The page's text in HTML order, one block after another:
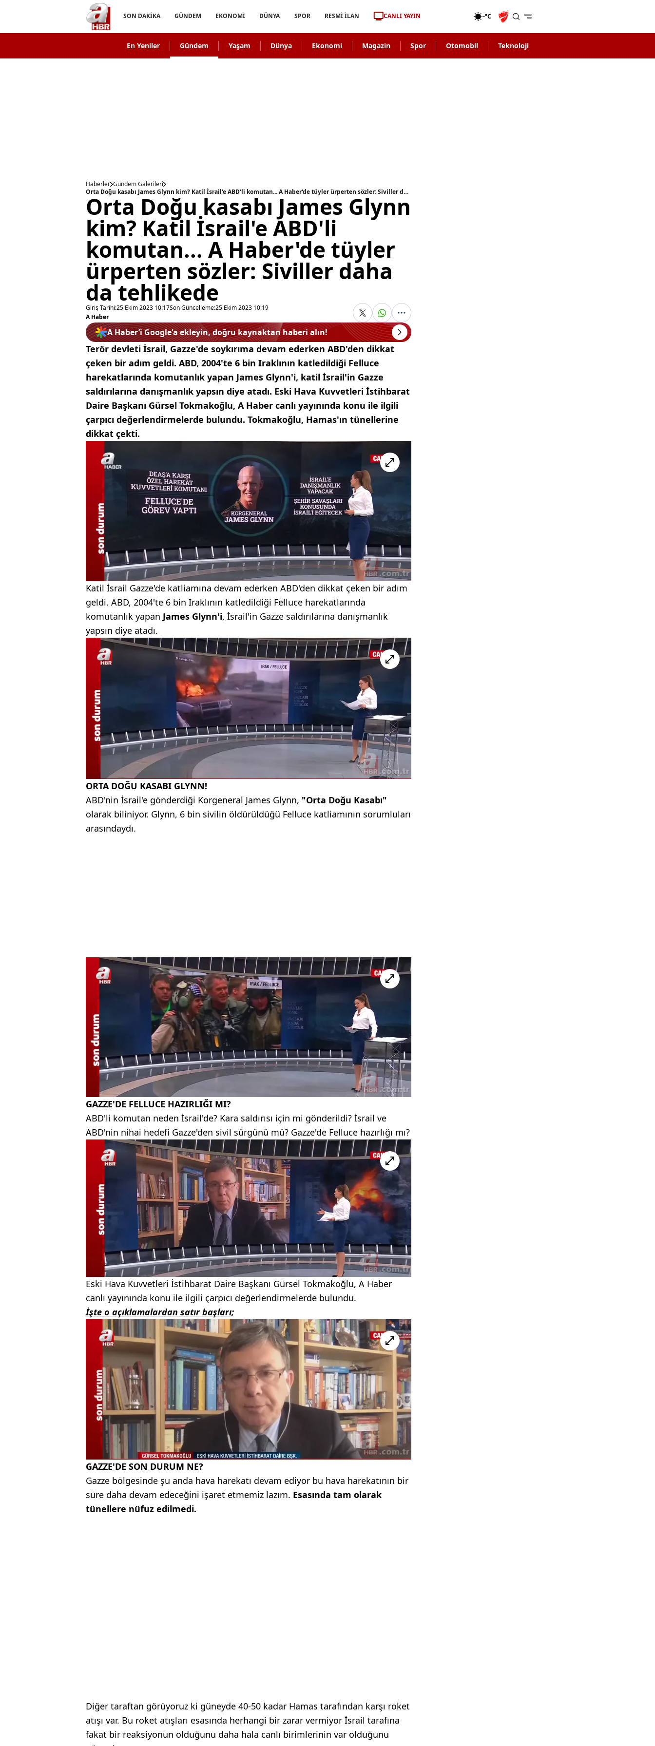
SON DAKİKA GÜNDEM EKONOMİ DÜNYA SPOR RESMİ İLAN CANLI YAYIN -°C
En Yeniler Gündem Yaşam Dünya Ekonomi Magazin Spor Otomobil Teknoloji
Haberler Gündem Galerileri
Orta Doğu kasabı James Glynn kim? Katil İsrail'e ABD'li komutan... A Haber'de tüyler ürperten sözler: Siviller daha da tehlikede
Orta Doğu kasabı James Glynn
kim? Katil İsrail'e ABD'li
komutan... A Haber'de tüyler
ürperten sözler: Siviller daha
da tehlikede
Giriş Tarihi:25 Ekim 2023 10:17Son Güncelleme:25 Ekim 2023 10:19
A Haber
A Haber’i Google'a ekleyin, doğru kaynaktan haberi alın!
Terör devleti İsrail, Gazze'de soykırıma devam ederken ABD'den dikkat
çeken bir adım geldi. ABD, 2004'te 6 bin Iraklının katledildiği Felluce
harekatlarında komutanlık yapan James Glynn'i, katil İsrail'in Gazze
saldırılarına danışmanlık yapsın diye atadı. Eski Hava Kuvvetleri İstihbarat
Daire Başkanı Gürsel Tokmakoğlu, A Haber canlı yayınında konu ile ilgili
çarpıcı değerlendirmelerde bulundu. Tokmakoğlu, Hamas'ın tünellerine
dikkat çekti.
Katil İsrail Gazze'de katliamına devam ederken ABD'den dikkat çeken bir adım
geldi. ABD, 2004'te 6 bin Iraklının katledildiği Felluce harekatlarında
komutanlık yapan James Glynn'i, İsrail'in Gazze saldırılarına danışmanlık
yapsın diye atadı.
ORTA DOĞU KASABI GLYNN!
ABD'nin İsrail'e gönderdiği Korgeneral James Glynn, "Orta Doğu Kasabı"
olarak biliniyor. Glynn, 6 bin sivilin öldürüldüğü Felluce katliamının sorumluları
arasındaydı.
GAZZE'DE FELLUCE HAZIRLIĞI MI?
ABD'li komutan neden İsrail'de? Kara saldırısı için mi gönderildi? İsrail ve
ABD'nin nihai hedefi Gazze'den sivil sürgünü mü? Gazze'de Felluce hazırlığı mı?
Eski Hava Kuvvetleri İstihbarat Daire Başkanı Gürsel Tokmakoğlu, A Haber
canlı yayınında konu ile ilgili çarpıcı değerlendirmelerde bulundu.
İşte o açıklamalardan satır başları;
GAZZE'DE SON DURUM NE?
Gazze bölgesinde şu anda hava harekatı devam ediyor bu hava harekatının bir
süre daha devam edeceğini işaret etmemiz lazım. Esasında tam olarak
tünellere nüfuz edilmedi.
Diğer taraftan görüyoruz ki güneyde 40-50 kadar Hamas tarafından karşı roket
atışı var. Bu roket atışları esasında herhangi bir zarar vermiyor İsrail tarafına
fakat bir reaksiyonun olduğunu daha hala canlı birimlerinin var olduğunu